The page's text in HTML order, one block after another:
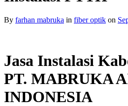
By farhan mabruka in fiber optik on
Jasa Instalasi
PT. MABRUKA
INDONESIA